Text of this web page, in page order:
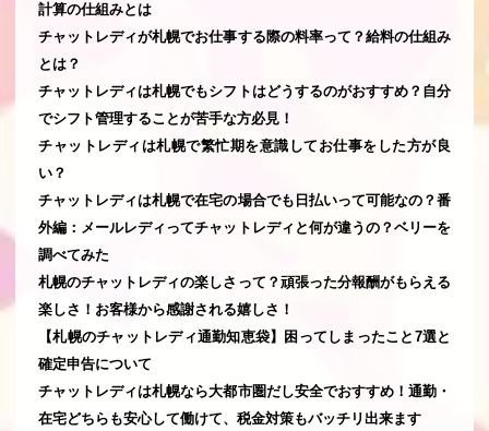
計算の仕組みとは
チャットレディが札幌でお仕事する際の料率って？給料の仕組み
とは？
チャットレディは札幌でもシフトはどうするのがおすすめ？自分
でシフト管理することが苦手な方必見！
チャットレディは札幌で繁忙期を意識してお仕事をした方が良
い？
チャットレディは札幌で在宅の場合でも日払いって可能なの？番
外編：メールレディってチャットレディと何が違うの？ベリーを
調べてみた
札幌のチャットレディの楽しさって？頑張った分報酬がもらえる
楽しさ！お客様から感謝される嬉しさ！
【札幌のチャットレディ通勤知恵袋】困ってしまったこと7選と
確定申告について
チャットレディは札幌なら大都市圏だし安全でおすすめ！通勤・
在宅どちらも安心して働けて、税金対策もバッチリ出来ます